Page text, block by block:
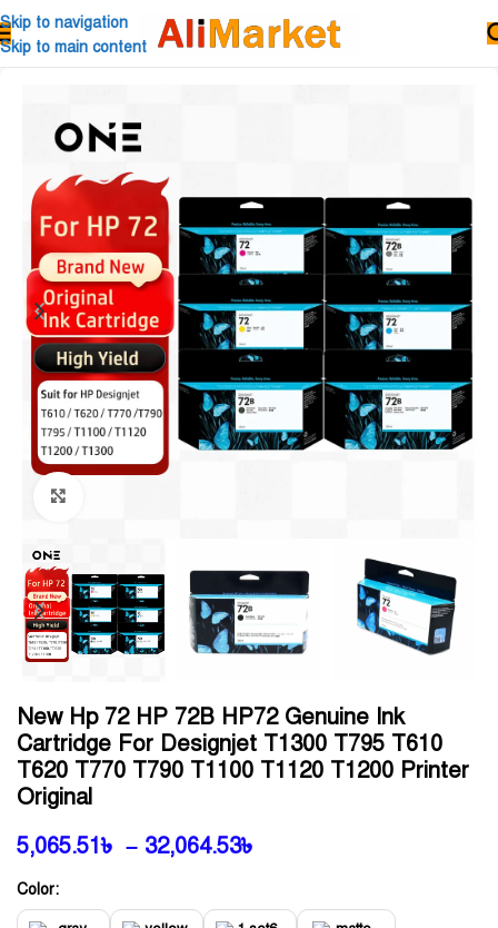
Skip to navigation
Skip to main content
New Hp 72 HP 72B HP72 Genuine Ink
Cartridge For Designjet T1300 T795 T610
T620 T770 T790 T1100 T1120 T1200 Printer
Original
5,065.51৳ – 32,064.53৳
Color: